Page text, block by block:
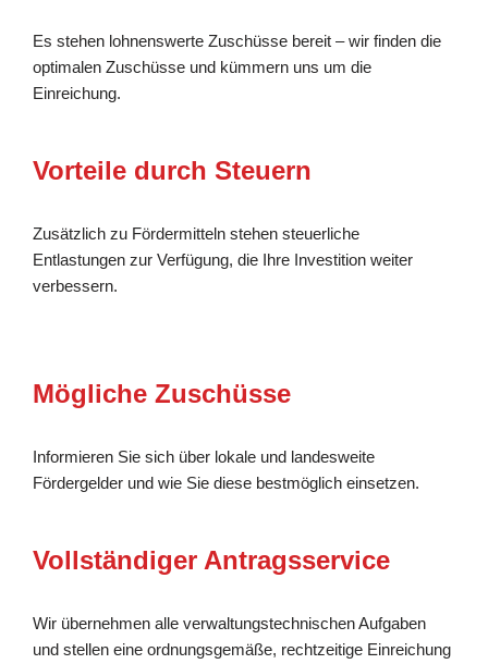
Es stehen lohnenswerte Zuschüsse bereit – wir finden die
optimalen Zuschüsse und kümmern uns um die
Einreichung.
Vorteile durch Steuern
Zusätzlich zu Fördermitteln stehen steuerliche
Entlastungen zur Verfügung, die Ihre Investition weiter
verbessern.
Mögliche Zuschüsse
Informieren Sie sich über lokale und landesweite
Fördergelder und wie Sie diese bestmöglich einsetzen.
Vollständiger Antragsservice
Wir übernehmen alle verwaltungstechnischen Aufgaben
und stellen eine ordnungsgemäße, rechtzeitige Einreichung